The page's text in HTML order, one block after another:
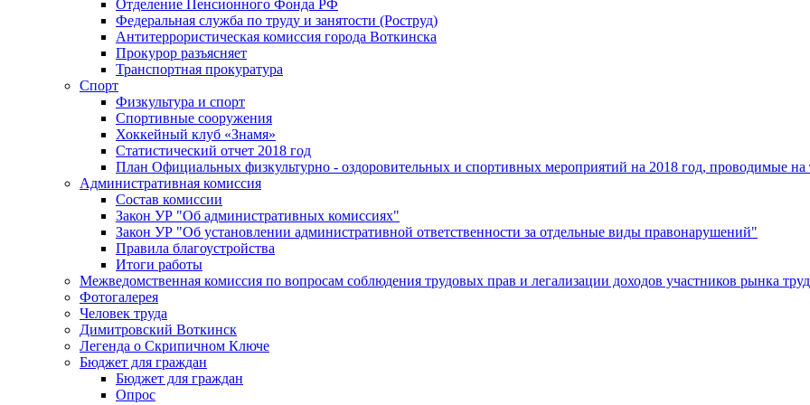
Отделение Пенсионного Фонда РФ
Федеральная служба по труду и занятости (Роструд)
Антитеррористическая комиссия города Воткинска
Прокурор разъясняет
Транспортная прокуратура
Спорт
Физкультура и спорт
Спортивные сооружения
Хоккейный клуб «Знамя»
Статистический отчет 2018 год
План Официальных физкультурно - оздоровительных и спортивных мероприятий на 2018 год, проводимые
Административная комиссия
Состав комиссии
Закон УР "Об административных комиссиях"
Закон УР "Об установлении административной ответственности за отдельные виды правонарушений"
Правила благоустройства
Итоги работы
Межведомственная комиссия по вопросам соблюдения трудовых прав и легализации доходов участников рынка
Фотогалерея
Человек труда
Димитровский Воткинск
Легенда о Скрипичном Ключе
Бюджет для граждан
Бюджет для граждан
Опрос